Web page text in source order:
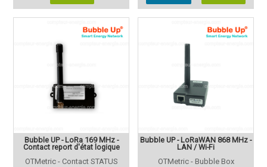
Bubble UP - LoRa 169 MHz -
Contact report d'état logique
OTMetric - Contact STATUS
Bubble UP - LoRaWAN 868 MHz -
LAN / Wi-Fi
OTMetric - Bubble Box